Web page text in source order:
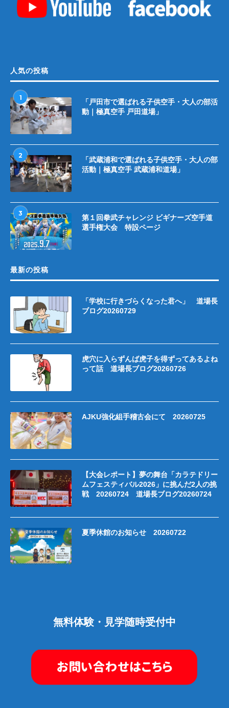
人気の投稿
1
「戸田市で選ばれる子供空手・大人の部活
動｜極真空手 戸田道場」
2
「武蔵浦和で選ばれる子供空手・大人の部
活動｜極真空手 武蔵浦和道場」
3
第１回拳武チャレンジ ビギナーズ空手道
選手権大会 特設ページ
最新の投稿
「学校に行きづらくなった君へ」 道場長
ブログ20260729
虎穴に入らずんば虎子を得ずってあるよね
って話 道場長ブログ20260726
AJKU強化組手稽古会にて 20260725
【大会レポート】夢の舞台「カラテドリー
ムフェスティバル2026」に挑んだ2人の挑
戦 20260724 道場長ブログ20260724
夏季休館のお知らせ 20260722
無料体験・見学随時受付中